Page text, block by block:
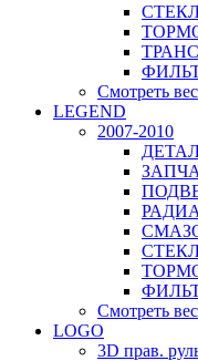
Смотреть
LEGEND
2007-2010
Смотреть
LOGO
3D прав.